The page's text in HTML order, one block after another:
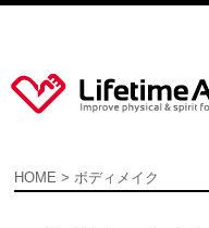
HOME > ボディメイク